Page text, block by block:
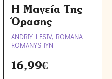
Η Μαγεία Της
Όρασης
ANDRIY LESIV, ROMANA
ROMANYSHYN
16,99€